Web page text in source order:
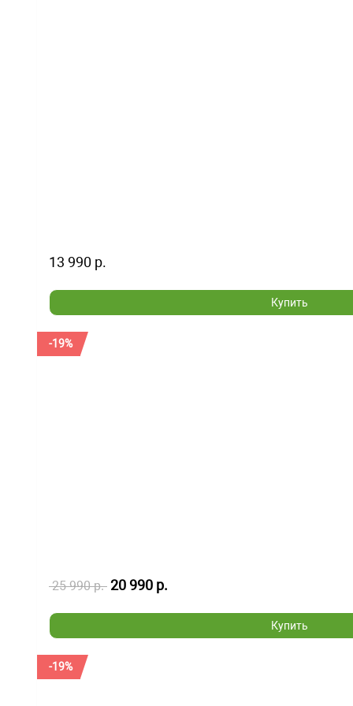
13 990 р.
Купить
-19%
25 990 р. 20 990 р.
Купить
-19%